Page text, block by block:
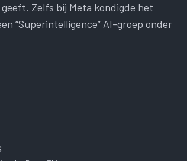
Zelfs bij Meta kondigde het
“Superintelligence” AI-groep onder